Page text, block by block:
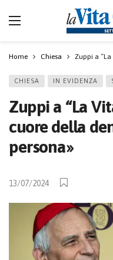
Home Chiesa Zuppi a
CHIESA IN EVIDENZA
Zuppi a “La
cuore della
persona»
13/07/2024